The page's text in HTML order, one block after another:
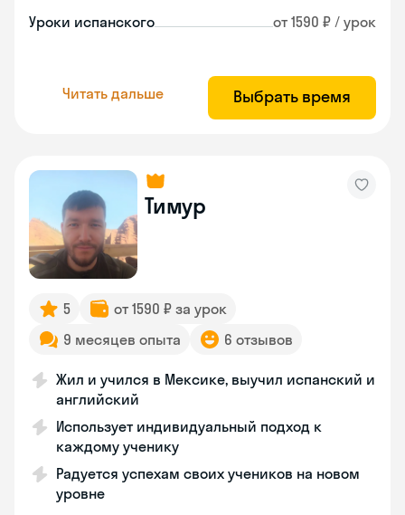
Уроки испанского от 1590 ₽ / урок
Читать дальше Выбрать время
Тимур
5
от 1590 ₽ за урок
9 месяцев опыта
6 отзывов
Жил и учился в Мексике, выучил испанский и
английский
Использует индивидуальный подход к
каждому ученику
Радуется успехам своих учеников на новом
уровне